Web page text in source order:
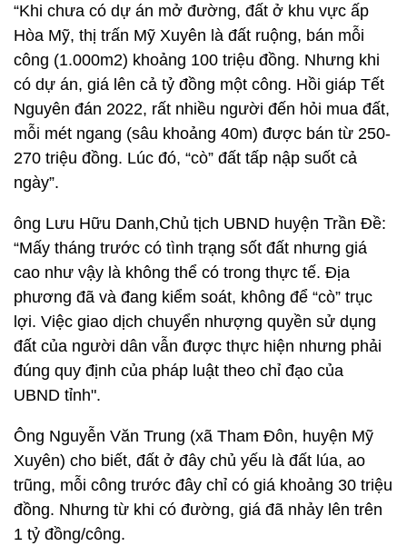
“Khi chưa có dự án mở đường, đất ở khu vực ấp
Hòa Mỹ, thị trấn Mỹ Xuyên là đất ruộng, bán mỗi
công (1.000m2) khoảng 100 triệu đồng. Nhưng khi
có dự án, giá lên cả tỷ đồng một công. Hồi giáp Tết
Nguyên đán 2022, rất nhiều người đến hỏi mua đất,
mỗi mét ngang (sâu khoảng 40m) được bán từ 250-
270 triệu đồng. Lúc đó, “cò” đất tấp nập suốt cả
ngày”.
ông Lưu Hữu Danh,Chủ tịch UBND huyện Trần Đề:
“Mấy tháng trước có tình trạng sốt đất nhưng giá
cao như vậy là không thể có trong thực tế. Địa
phương đã và đang kiểm soát, không để “cò” trục
lợi. Việc giao dịch chuyển nhượng quyền sử dụng
đất của người dân vẫn được thực hiện nhưng phải
đúng quy định của pháp luật theo chỉ đạo của
UBND tỉnh".
Ông Nguyễn Văn Trung (xã Tham Đôn, huyện Mỹ
Xuyên) cho biết, đất ở đây chủ yếu là đất lúa, ao
trũng, mỗi công trước đây chỉ có giá khoảng 30 triệu
đồng. Nhưng từ khi có đường, giá đã nhảy lên trên
1 tỷ đồng/công.